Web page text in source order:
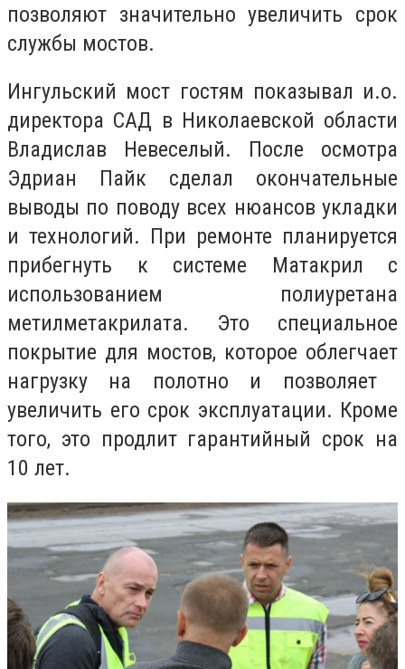
позволяют значительно увеличить срок
службы мостов.
Ингульский мост гостям показывал и.о.
директора САД в Николаевской области
Владислав Невеселый. После осмотра
Эдриан Пайк сделал окончательные
выводы по поводу всех нюансов укладки
и технологий. При ремонте планируется
прибегнуть к системе Матакрил с
использованием полиуретана
метилметакрилата. Это специальное
покрытие для мостов, которое облегчает
нагрузку на полотно и позволяет ️
увеличить его срок эксплуатации. Кроме
того, это продлит гарантийный срок на
10 лет.